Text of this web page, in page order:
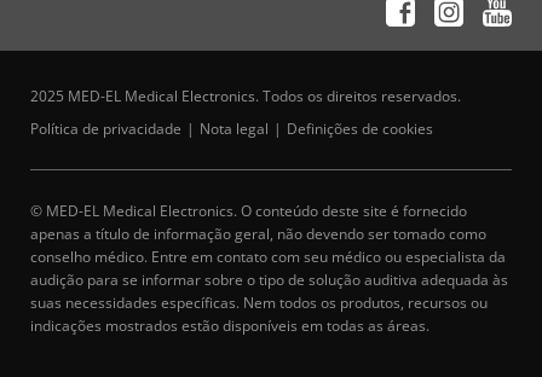
2025 MED-EL Medical Electronics. Todos os direitos reservados.
Política de privacidade
Nota legal Definições de cookies
© MED-EL Medical Electronics. O conteúdo deste site é fornecido
apenas a título de informação geral, não devendo ser tomado como
conselho médico. Entre em contato com seu médico ou especialista da
audição para se informar sobre o tipo de solução auditiva adequada às
suas necessidades específicas. Nem todos os produtos, recursos ou
indicações mostrados estão disponíveis em todas as áreas.